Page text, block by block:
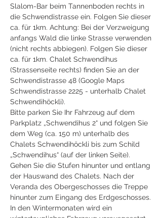
Slalom-Bar beim Tannenboden rechts in
die Schwendistrasse ein. Folgen Sie dieser
ca. für 1km. Achtung: Bei der Verzweigung
anfangs Wald die linke Strasse verwenden
(nicht rechts abbiegen). Folgen Sie dieser
ca. für 1km. Chalet Schwendihus
(Strassenseite rechts) finden Sie an der
Schwendistrasse 48 (Google Maps
Schwendistrasse 2225 - unterhalb Chalet
Schwendihöckli).
Bitte parken Sie Ihr Fahrzeug auf dem
Parkplatz „Schwendihus 2“ und folgen Sie
dem Weg (ca. 150 m) unterhalb des
Chalets Schwendihöckli bis zum Schild
„Schwendihus“ (auf der linken Seite).
Gehen Sie die Stufen hinunter und entlang
der Hauswand des Chalets. Nach der
Veranda des Obergeschosses die Treppe
hinunter zum Eingang des Erdgeschosses.
In den Wintermonaten wird ein